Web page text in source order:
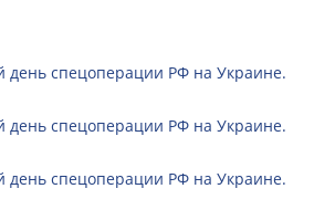
день спецоперации РФ на Украине.
день спецоперации РФ на Украине.
день спецоперации РФ на Украине.